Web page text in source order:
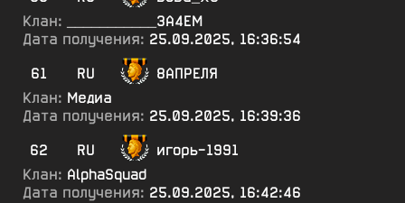
Клан:
___________ЗА4ЕМ
Дата получения: 25.09.2025, 16:36:54
61
RU
8АПРЕЛЯ
Клан: Медиа
Дата получения: 25.09.2025, 16:39:36
62
RU
игорь-1991
Клан: AlphaSquad
Дата получения: 25.09.2025, 16:42:46